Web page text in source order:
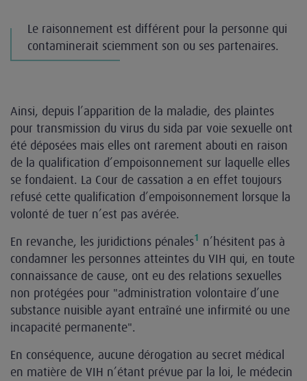
Le raisonnement est différent pour la personne qui
contaminerait sciemment son ou ses partenaires.
Ainsi, depuis l’apparition de la maladie, des plaintes
pour transmission du virus du sida par voie sexuelle ont
été déposées mais elles ont rarement abouti en raison
de la qualification d’empoisonnement sur laquelle elles
se fondaient. La Cour de cassation a en effet toujours
refusé cette qualification d’empoisonnement lorsque la
volonté de tuer n’est pas avérée.
En revanche, les juridictions pénales1
n’hésitent pas à
condamner les personnes atteintes du VIH qui, en toute
connaissance de cause, ont eu des relations sexuelles
non protégées pour "administration volontaire d’une
substance nuisible ayant entraîné une infirmité ou une
incapacité permanente".
En conséquence, aucune dérogation au secret médical
en matière de VIH n’étant prévue par la loi, le médecin